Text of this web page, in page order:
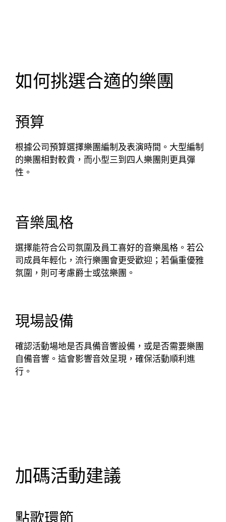
如何挑選合適的樂團
預算
根據公司預算選擇樂團編制及表演時間。大型編制
的樂團相對較貴，而小型三到四人樂團則更具彈
性。
音樂風格
選擇能符合公司氛圍及員工喜好的音樂風格。若公
司成員年輕化，流行樂團會更受歡迎；若偏重優雅
氛圍，則可考慮爵士或弦樂團。
現場設備
確認活動場地是否具備音響設備，或是否需要樂團
自備音響。這會影響音效呈現，確保活動順利進
行。
加碼活動建議
點歌環節